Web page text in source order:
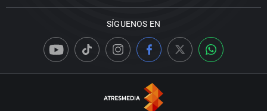
SÍGUENOS EN